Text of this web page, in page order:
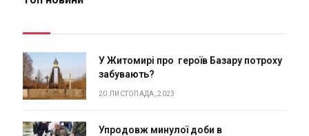
У Житомирі про героїв Базару потроху
забувають?
20 ЛИСТОПАДА, 2023
Упродовж минулої доби в